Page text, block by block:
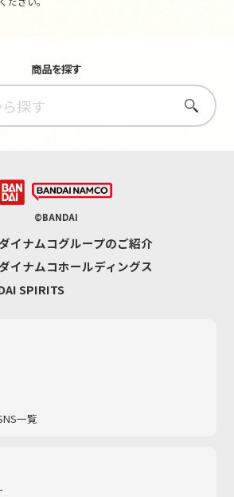
商品を探す
さがす
©BANDAI
イナムコグループのご紹介
イナムコホールディングス
SPIRITS
一覧